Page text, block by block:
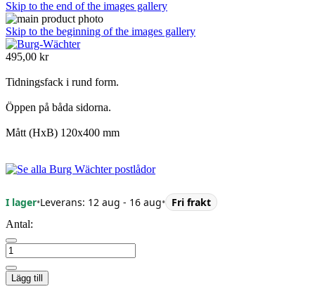
Skip to the end of the images gallery
Skip to the beginning of the images gallery
495,00 kr
Tidningsfack i rund form.
Öppen på båda sidorna.
Mått (HxB) 120x400 mm
I lager•Leverans: 12 aug - 16 aug• Fri frakt
Antal:
Lägg till